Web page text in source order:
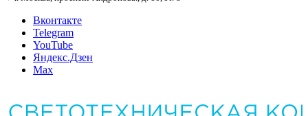
Вконтакте
Telegram
YouTube
Яндекс.Дзен
Max